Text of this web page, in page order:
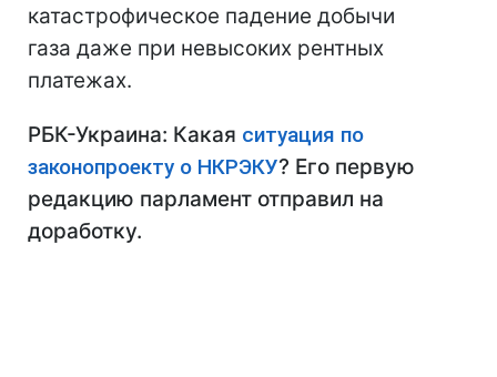
катастрофическое падение добычи
газа даже при невысоких рентных
платежах.
РБК-Украина: Какая ситуация по
законопроекту о НКРЭКУ? Его первую
редакцию парламент отправил на
доработку.